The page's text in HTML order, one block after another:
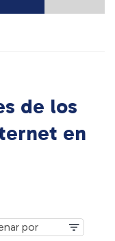
de los
en